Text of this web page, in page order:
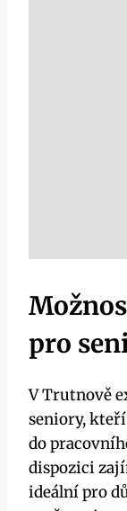
pro
V Trutnově
seniory,
do
dispozici
ideální pro